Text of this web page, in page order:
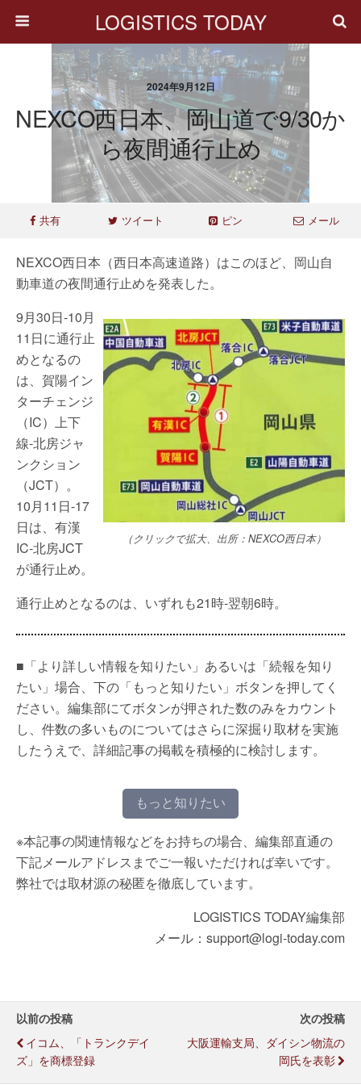
LOGISTICS TODAY
2024年9月12日
NEXCO西日本、岡山道で9/30か
ら夜間通行止め
共有 ツイート ピン メール
NEXCO西日本（西日本高速道路）はこのほど、岡山自
動車道の夜間通行止めを発表した。
（クリックで拡大、出所：NEXCO西日本）
9月30日-10月
11日に通行止
めとなるの
は、賀陽イン
ターチェンジ
（IC）上下
線-北房ジャ
ンクション
（JCT）。
10月11日-17
日は、有漢
IC-北房JCT
が通行止め。
通行止めとなるのは、いずれも21時-翌朝6時。
■「より詳しい情報を知りたい」あるいは「続報を知り
たい」場合、下の「もっと知りたい」ボタンを押してく
ださい。編集部にてボタンが押された数のみをカウント
し、件数の多いものについてはさらに深掘り取材を実施
したうえで、詳細記事の掲載を積極的に検討します。
もっと知りたい
※本記事の関連情報などをお持ちの場合、編集部直通の
下記メールアドレスまでご一報いただければ幸いです。
弊社では取材源の秘匿を徹底しています。
LOGISTICS TODAY編集部
メール：support@logi-today.com
以前の投稿
イコム、「トランクデイ
ズ」を商標登録
次の投稿
大阪運輸支局、ダイシン物流の
岡氏を表彰